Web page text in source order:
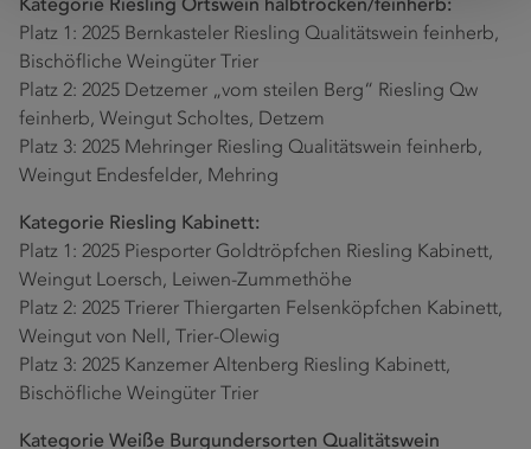
Kategorie Riesling Ortswein halbtrocken/feinherb:
Platz 1: 2025 Bernkasteler Riesling Qualitätswein feinherb,
Bischöfliche Weingüter Trier
Platz 2: 2025 Detzemer „vom steilen Berg“ Riesling Qw
feinherb, Weingut Scholtes, Detzem
Platz 3: 2025 Mehringer Riesling Qualitätswein feinherb,
Weingut Endesfelder, Mehring
Kategorie Riesling Kabinett:
Platz 1: 2025 Piesporter Goldtröpfchen Riesling Kabinett,
Weingut Loersch, Leiwen-Zummethöhe
Platz 2: 2025 Trierer Thiergarten Felsenköpfchen Kabinett,
Weingut von Nell, Trier-Olewig
Platz 3: 2025 Kanzemer Altenberg Riesling Kabinett,
Bischöfliche Weingüter Trier
Kategorie Weiße Burgundersorten Qualitätswein